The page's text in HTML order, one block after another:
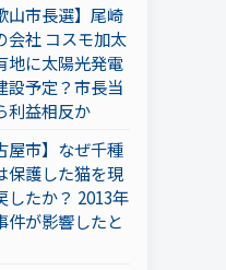
山市長選】尾崎
会社 コスモ加太
地に太陽光発電
設予定？市長当
利益相反か
屋市】なぜ千種
保護した猫を現
したか？ 2013年
件が影響したと